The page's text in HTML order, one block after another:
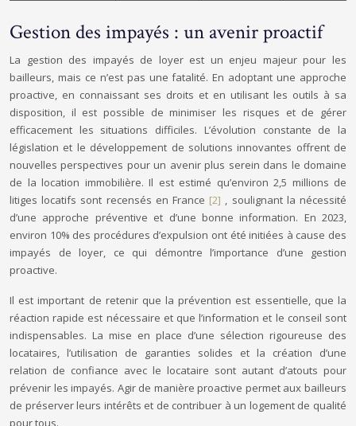
Gestion des impayés : un avenir proactif
La gestion des impayés de loyer est un enjeu majeur pour les
bailleurs, mais ce n’est pas une fatalité. En adoptant une approche
proactive, en connaissant ses droits et en utilisant les outils à sa
disposition, il est possible de minimiser les risques et de gérer
efficacement les situations difficiles. L’évolution constante de la
législation et le développement de solutions innovantes offrent de
nouvelles perspectives pour un avenir plus serein dans le domaine
de la location immobilière. Il est estimé qu’environ 2,5 millions de
litiges locatifs sont recensés en France [2] , soulignant la nécessité
d’une approche préventive et d’une bonne information. En 2023,
environ 10% des procédures d’expulsion ont été initiées à cause des
impayés de loyer, ce qui démontre l’importance d’une gestion
proactive.
Il est important de retenir que la prévention est essentielle, que la
réaction rapide est nécessaire et que l’information et le conseil sont
indispensables. La mise en place d’une sélection rigoureuse des
locataires, l’utilisation de garanties solides et la création d’une
relation de confiance avec le locataire sont autant d’atouts pour
prévenir les impayés. Agir de manière proactive permet aux bailleurs
de préserver leurs intérêts et de contribuer à un logement de qualité
pour tous.